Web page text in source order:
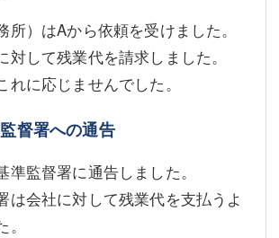
・四谷)
たま市)
県川口市）
たま市)
県川口市）
所）はAから依頼を受けました。
対して残業代を請求しました。
れに応じませんでした。
督署への通告
準監督署に通告しました。
は会社に対して残業代を支払うよ